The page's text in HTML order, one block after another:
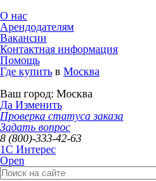
О нас
Арендодателям
Вакансии
Контактная информация
Помощь
Где купить в Москва
Ваш город: Москва
Да Изменить
Проверка статуса заказа
Задать вопрос
8 (800)-333-42-63
1C Интерес
Open